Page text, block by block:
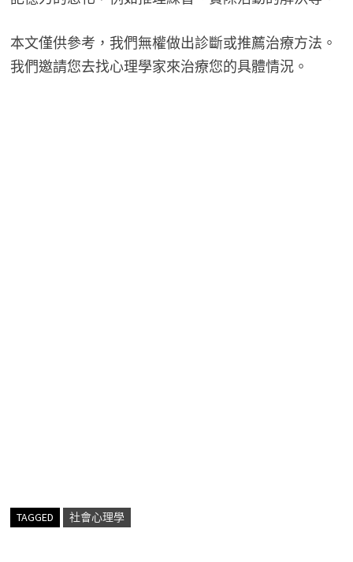
本文僅供參考，我們無權做出診斷或推薦治療方法。
我們邀請您去找心理學家來治療您的具體情況。
TAGGED 社會心理學